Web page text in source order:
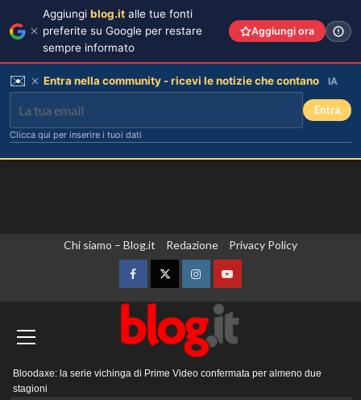
Chi siamo – Blog.it Redazione Privacy Policy
FacebookTwitterInstagramYouTube
principale
Bloodaxe: la serie vichinga di Prime Video confermata per almeno due
stagioni
Aggiungi blog.it alle tue fonti
preferite su Google per restare
sempre informato
Aggiungi ora
✉️ Entra nella community - ricevi le notizie che contano IA
Entra
Clicca qui per inserire i tuoi dati